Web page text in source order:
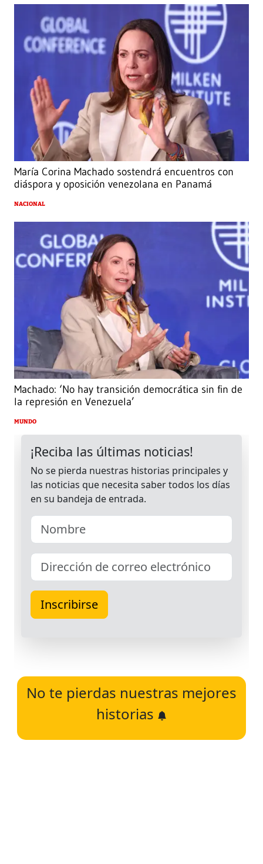
María Corina Machado sostendrá encuentros con
diáspora y oposición venezolana en Panamá
NACIONAL
Machado: ‘No hay transición democrática sin fin de
la represión en Venezuela’
MUNDO
No te pierdas nuestras mejores
historias